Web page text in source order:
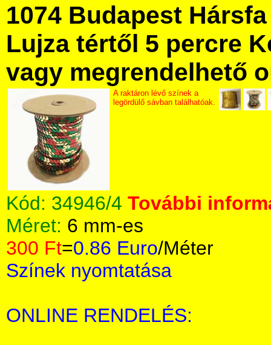
1074 Budapest
Lujza tértől 5 percre
vagy megrendelhető
A raktáron lévő színek a
legördülő sávban találhatóak.
Kód: 34946/4 További
Méret: 6 mm-es
300 Ft=0.86 Euro/Méter
Színek nyomtatása
ONLINE RENDELÉS: